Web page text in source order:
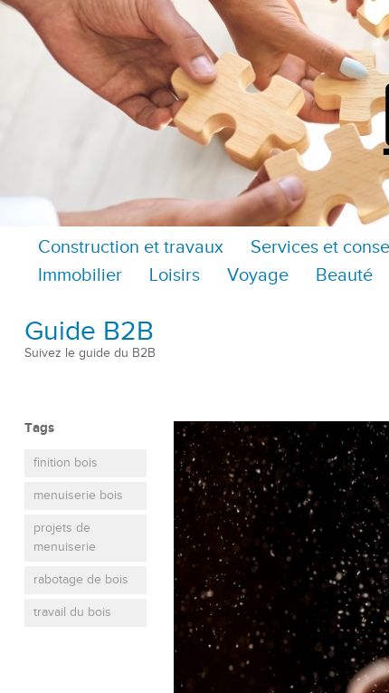
Construction et travaux Services et
Immobilier
Loisirs Voyage Beauté
Guide B2B
Suivez le guide du B2B
Tags
finition bois
menuiserie bois
projets de
menuiserie
rabotage de bois
travail du bois